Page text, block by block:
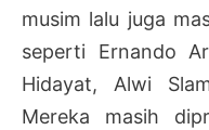
musim lalu juga
seperti Ernando
Hidayat, Alwi
Mereka masih